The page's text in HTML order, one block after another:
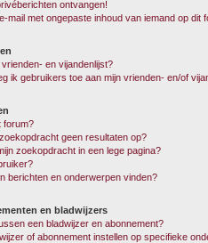
ontvangen!
mail met ongepaste inhoud van iemand op dit
en vijandenlijst?
ik gebruikers toe aan mijn vrienden- en/of
forum?
geen resultaten op?
zoekopdracht in een lege pagina?
berichten en onderwerpen vinden?
en bladwijzers
een bladwijzer en abonnement?
of abonnement instellen op specifieke